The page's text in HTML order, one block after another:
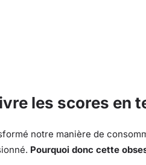
les scores en
notre manière de
Pourquoi donc cette